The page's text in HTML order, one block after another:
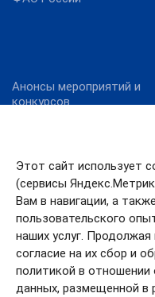
Этот сайт использует
(сервисы
Вам в навигации, а
пользовательского
наших услуг.
согласие на их сбор и
политикой в отношении
данных, размещенной в
Анонсы мероприятий и
конкурсов
энергосбережения и
повышения
энергоэффективности.
Новости